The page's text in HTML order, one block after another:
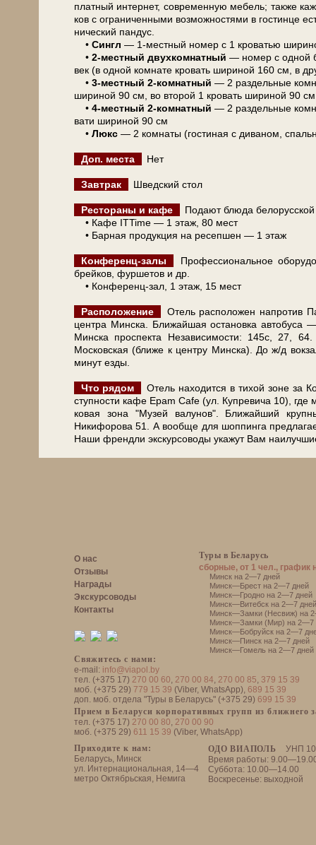
плат­ный интернет, со­вре­мен­ную ме­бель; так­же
ков с ограниченными возможностями в гостинце
ни­че­ский пандус.
• Сингл — 1-местный но­мер с 1 кро­ва­тью
• 2-местный двух­ком­нат­ный — но­мер с одной
век (в одной ком­на­те кро­вать ши­ри­ной 160 см, в
• 3-местный 2-комнатный — 2 раз­дель­ные
ши­ри­ной 90 см, во вто­рой 1 кро­вать ши­ри­ной 90 см
• 4-местный 2-комнатный — 2 раз­дель­ные
ва­ти ши­ри­ной 90 см
• Люкс — 2 ком­на­ты (го­сти­ная с ди­ва­ном,
Доп. ме­ста Нет
Завтрак Шведский стол
Рестораны и ка­фе
Подают блю­да бе­ло­рус­ской
• Кафе ITTime — 1 этаж, 80 мест
• Барная продукция на ресепшен — 1 этаж
Конференц-залы
Профессиональное
брейков, фуршетов и др.
• Конференц-зал, 1 этаж, 15 мест
Расположение
Отель рас­по­ло­жен на­про­тив
цен­тра Мин­ска. Ближайшая оста­нов­ка ав­то­бу­са
Мин­ска про­спек­та Не­за­ви­си­мо­сти: 145с, 27,
Московская (ближе к цен­тру Мин­ска). До ж/д
ми­нут ез­ды.
Что ря­дом
Отель на­хо­дит­ся в тихой зоне за
ступ­но­сти ка­фе Epam Cafe (ул. Купревича 10),
ко­вая зона "Музей валунов". Ближайший
Никифорова 51. А во­об­ще для шоппинга
Наши френдли экс­кур­со­во­ды укажут Вам
О нас
Отзывы
Награды
Экскурсоводы
Контакты
Свяжитесь с нами:
e-mail: info@viapol.by
тел. (+375 17) 270 00 60, 270 00 84, 270 00 85, 379 15 39
моб. (+375 29) 779 15 39 (Viber, WhatsApp), 689 15 39
доп. моб. отдела "Туры в Беларусь" (+375 29) 699 15 39
Прием в Беларуси корпоративных групп из ближнего
тел. (+375 17) 270 00 80, 270 00 90
моб. (+375 29) 611 15 39 (Viber, WhatsApp)
ОДО ВИАПОЛЬ
УНП
Время работы:
Суббота: 10.00—14.00
Воскресенье: выходной
Приходите к нам:
Беларусь, Минск
ул. Интернациональная, 14—4
метро Октябрьская, Немига
Туры в Беларусь
сборные, от 1 чел., график
Минск на 2—7 дней
Минск—Брест на 2—7 дней
Минск—Гродно на 2—7 дней
Минск—Витебск на 2—7 дней
Минск—Замки (Несвиж) на
Минск—Замки (Мир) на 2—7
Минск—Бобруйск на 2—7
Минск—Пинск на 2—7 дней
Минск—Гомель на 2—7 дней